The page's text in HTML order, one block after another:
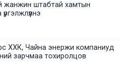
жанжин штабтай хамтын
ХХК, Чайна энержи компаниуд
зарчмаа тохиролцов